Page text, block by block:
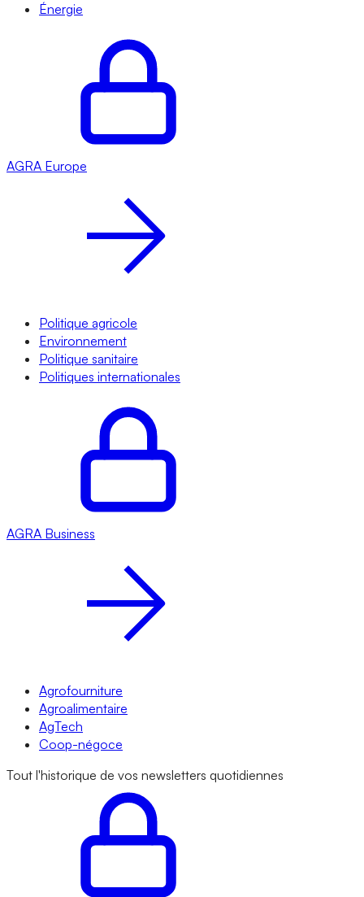
Énergie
AGRA Europe
Politique agricole
Environnement
Politique sanitaire
Politiques internationales
AGRA Business
Agrofourniture
Agroalimentaire
AgTech
Coop-négoce
Tout l'historique de vos newsletters quotidiennes